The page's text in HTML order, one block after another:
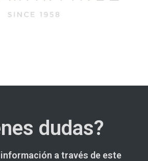
dudas?
a través de este